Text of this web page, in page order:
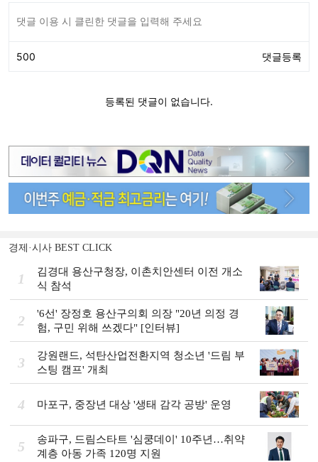
경제·시사 BEST CLICK
1
김경대 용산구청장, 이촌치안센터 이전 개소
식 참석
2
'6선' 장정호 용산구의회 의장 "20년 의정 경
험, 구민 위해 쓰겠다" [인터뷰]
3
강원랜드, 석탄산업전환지역 청소년 '드림 부
스팅 캠프' 개최
4 마포구, 중장년 대상 '생태 감각 공방' 운영
5
송파구, 드림스타트 '심쿵데이' 10주년…취약
계층 아동 가족 120명 지원